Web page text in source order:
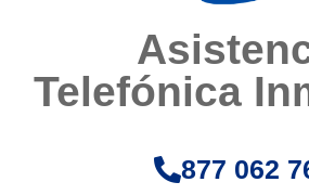
Telefónica
877 062